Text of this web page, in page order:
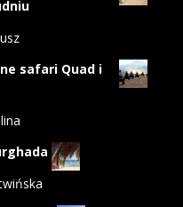
safari Quad i